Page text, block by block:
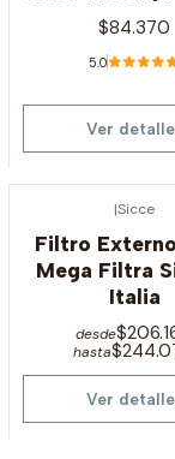
$84.370
5.0
Ver
|Sicce
Filtro
Mega Filtra
Italia
desde
hasta
Ver